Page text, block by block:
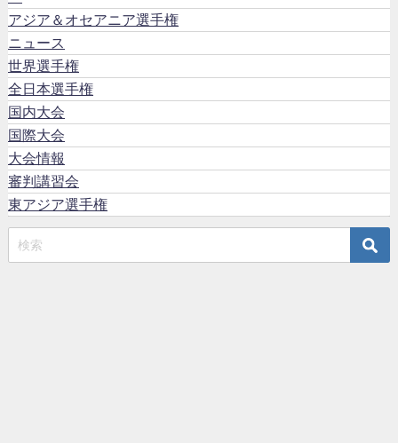
アジア＆オセアニア選手権
ニュース
世界選手権
全日本選手権
国内大会
国際大会
大会情報
審判講習会
東アジア選手権